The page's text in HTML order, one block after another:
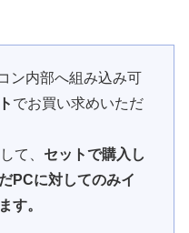
ン内部へ組み込み可
でお買い求めいただ
て、 セットで購入し
PCに対してのみイ
す。